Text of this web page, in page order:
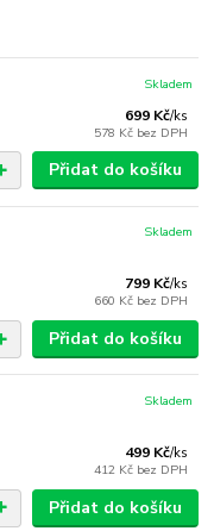
699 Kč/ks
578 Kč bez DPH
Skladem
Přidat do košíku
799 Kč/ks
660 Kč bez DPH
Skladem
Přidat do košíku
499 Kč/ks
412 Kč bez DPH
Skladem
Přidat do košíku